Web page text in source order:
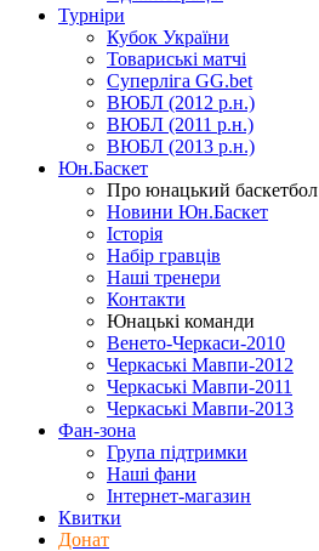
Турніри
Кубок України
Товариські матчі
Суперліга GG.bet
ВЮБЛ (2012 р.н.)
ВЮБЛ (2011 р.н.)
ВЮБЛ (2013 р.н.)
Юн.Баскет
Про юнацький баскетбол
Новини Юн.Баскет
Історія
Набір гравців
Наші тренери
Контакти
Юнацькі команди
Венето-Черкаси-2010
Черкаські Мавпи-2012
Черкаські Мавпи-2011
Черкаські Мавпи-2013
Фан-зона
Група підтримки
Наші фани
Інтернет-магазин
Квитки
Донат